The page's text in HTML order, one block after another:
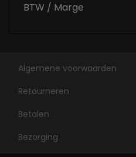
BTW / Marge
Algemene voorwaarden
Retourneren
Betalen
Bezorging